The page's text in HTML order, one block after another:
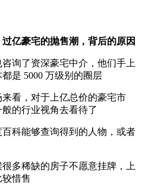
亿豪宅的抛售潮，背后的原因
询了资深豪宅中介，他们手上
是 5000 万级别的圈层
看，对于上亿总价的豪宅市
的行业视角去看待了
科能够查询得到的人物，或者
多稀缺的房子不愿意挂牌，上
惜售